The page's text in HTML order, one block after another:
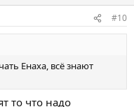
#10
Енаха, всё знают
то что надо